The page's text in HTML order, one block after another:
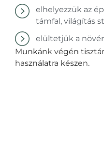
elhelyezzük az
támfal, világítás
elültetjük a
Munkánk végén
használatra készen.